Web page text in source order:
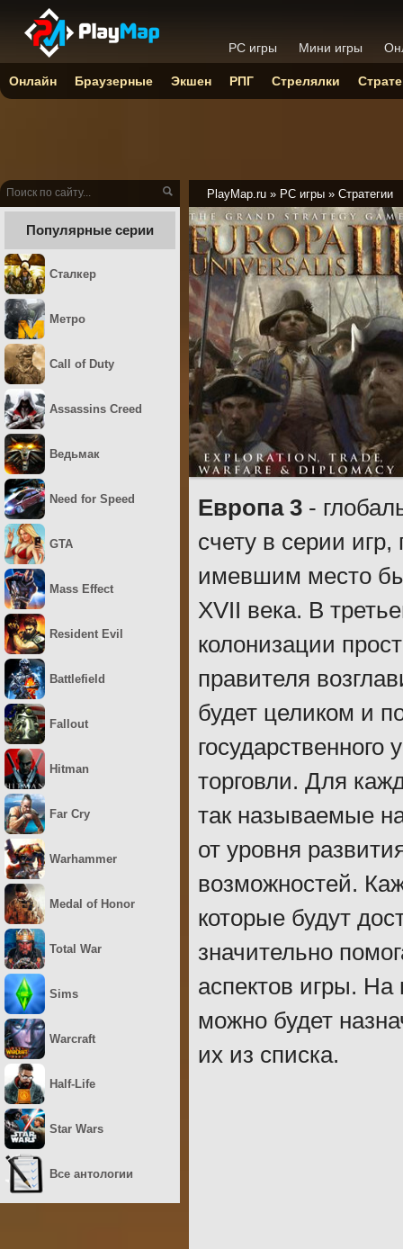
PlayMap.ru » PC игры » Стратегии
Европа 3 -
счету в серии
имевшим место
XVII века. В
колонизации
правителя
будет целиком и
торговли. Для
так называемые
от уровня
возможностей.
которые будут
значительно
аспектов игры. На
можно будет
их из списка.
Популярные серии
Сталкер
Метро
Call of Duty
Assassins Creed
Ведьмак
Need for Speed
GTA
Mass Effect
Resident Evil
Battlefield
Fallout
Hitman
Far Cry
Warhammer
Medal of Honor
Total War
Sims
Warcraft
Half-Life
Star Wars
Все антологии
PC игры Мини игры
Онлайн Браузерные Экшен РПГ Стрелялки